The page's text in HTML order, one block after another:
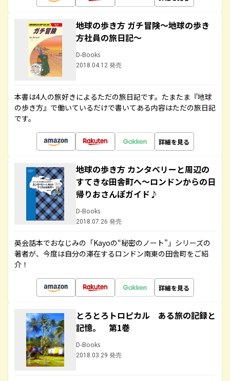
地球の歩き方 ガチ冒険～地球の歩き
方社員の旅日記～
D-Books
2018.04.12 発売
本書は4人の旅好きによるただの旅日記です。たまたま『地球
の歩き方』で働いているだけで書いてある内容はただの旅日記
です。
詳細を見る
地球の歩き方 カンタベリーと周辺の
すてきな田舎町へ～ロンドンからの日
帰りおさんぽガイド♪
D-Books
2018.07.26 発売
英会話本でおなじみの「Kayoの“秘密のノート”」シリーズの
著者が、今度は自分の滞在するロンドン南東の田舎町をご紹
介！
詳細を見る
とろとろトロピカル ある旅の記録と
記憶。 第1巻
D-Books
2018.03.29 発売